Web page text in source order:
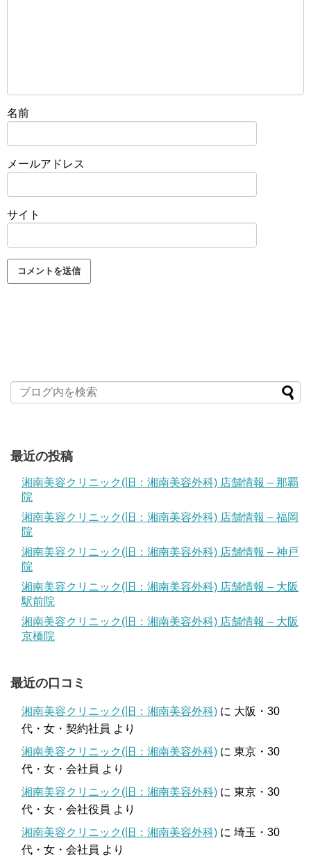
名前
メールアドレス
サイト
最近の投稿
湘南美容クリニック(旧：湘南美容外科) 店舗情報 – 那覇
院
湘南美容クリニック(旧：湘南美容外科) 店舗情報 – 福岡
院
湘南美容クリニック(旧：湘南美容外科) 店舗情報 – 神戸
院
湘南美容クリニック(旧：湘南美容外科) 店舗情報 – 大阪
駅前院
湘南美容クリニック(旧：湘南美容外科) 店舗情報 – 大阪
京橋院
最近の口コミ
湘南美容クリニック(旧：湘南美容外科) に 大阪・30
代・女・契約社員 より
湘南美容クリニック(旧：湘南美容外科) に 東京・30
代・女・会社員 より
湘南美容クリニック(旧：湘南美容外科) に 東京・30
代・女・会社役員 より
湘南美容クリニック(旧：湘南美容外科) に 埼玉・30
代・女・会社員 より